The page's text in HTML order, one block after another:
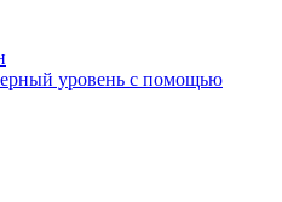
уровень с помощью